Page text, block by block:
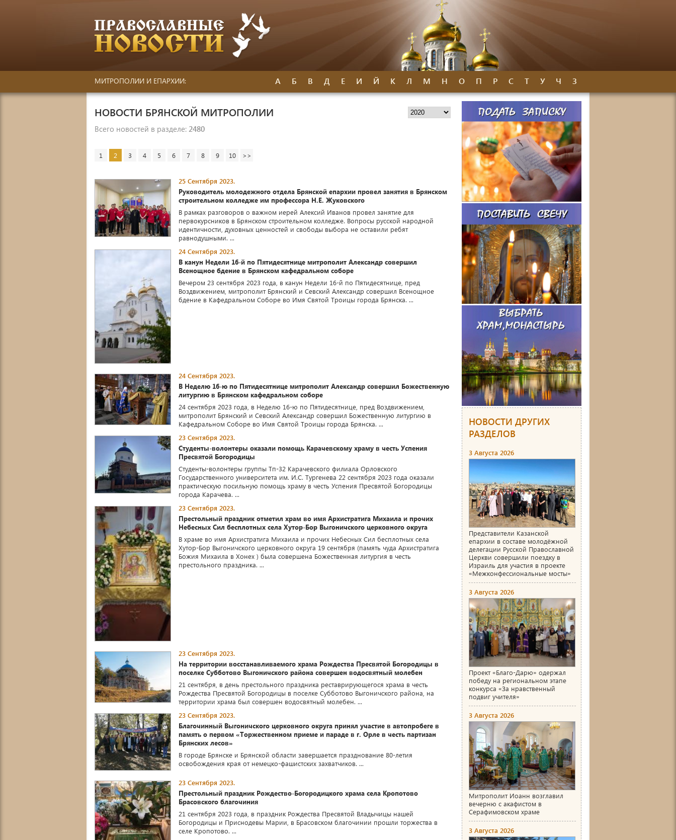
МИТРОПОЛИИ И ЕПАРХИИ: А Б В Д Е И Й К Л М Н О П Р С Т У Ч З
НОВОСТИ БРЯНСКОЙ МИТРОПОЛИИ
Всего новостей в разделе: 2480
1 2 3 4 5 6 7 8 9 10 >>
25 Сентября 2023.
Руководитель молодежного отдела Брянской епархии провел занятия в Брянском
строительном колледже им профессора Н.Е. Жуковского
В рамках разговоров о важном иерей Алексий Иванов провел занятие для
первокурсников в Брянском строительном колледже. Вопросы русской народной
идентичности, духовных ценностей и свободы выбора не оставили ребят
равнодушными. ...
24 Сентября 2023.
В канун Недели 16-й по Пятидесятнице митрополит Александр совершил
Всенощное бдение в Брянском кафедральном соборе
Вечером 23 сентября 2023 года, в канун Недели 16-й по Пятидесятнице, пред
Воздвижением, митрополит Брянский и Севский Александр совершил Всенощное
бдение в Кафедральном Соборе во Имя Святой Троицы города Брянска. ...
24 Сентября 2023.
В Неделю 16-ю по Пятидесятнице митрополит Александр совершил Божественную
литургию в Брянском кафедральном соборе
24 сентября 2023 года, в Неделю 16-ю по Пятидесятнице, пред Воздвижением,
митрополит Брянский и Севский Александр совершил Божественную литургию в
Кафедральном Соборе во Имя Святой Троицы города Брянска. ...
23 Сентября 2023.
Студенты-волонтеры оказали помощь Карачевскому храму в честь Успения
Пресвятой Богородицы
Студенты-волонтеры группы Тп-32 Карачевского филиала Орловского
Государственного университета им. И.С. Тургенева 22 сентября 2023 года оказали
практическую посильную помощь храму в честь Успения Пресвятой Богородицы
города Карачева. ...
23 Сентября 2023.
Престольный праздник отметил храм во имя Архистратига Михаила и прочих
Небесных Сил бесплотных села Хутор-Бор Выгоничского церковного округа
В храме во имя Архистратига Михаила и прочих Небесных Сил бесплотных села
Хутор-Бор Выгоничского церковного округа 19 сентября (память чуда Архистратига
Божия Михаила в Хонех ) была совершена Божественная литургия в честь
престольного праздника. ...
23 Сентября 2023.
На территории восстанавливаемого храма Рождества Пресвятой Богородицы в
поселке Субботово Выгоничского района совершен водосвятный молебен
21 сентября, в день престольного праздника реставрирующегося храма в честь
Рождества Пресвятой Богородицы в поселке Субботово Выгоничского района, на
территории храма был совершен водосвятный молебен. ...
23 Сентября 2023.
Благочинный Выгоничского церковного округа принял участие в автопробеге в
память о первом «Торжественном приеме и параде в г. Орле в честь партизан
Брянских лесов»
В городе Брянске и Брянской области завершается празднование 80-летия
освобождения края от немецко-фашистских захватчиков. ...
23 Сентября 2023.
Престольный праздник Рождество-Богородицкого храма села Кропотово
Брасовского благочиния
21 сентября 2023 года, в праздник Рождества Пресвятой Владычицы нашей
Богородицы и Приснодевы Марии, в Брасовском благочинии прошли торжества в
селе Кропотово. ...
НОВОСТИ ДРУГИХ
РАЗДЕЛОВ
3 Августа 2026
Представители Казанской
епархии в составе молодёжной
делегации Русской Православной
Церкви совершили поездку в
Израиль для участия в проекте
«Межконфессиональные мосты»
3 Августа 2026
Проект «Благо-Дарю» одержал
победу на региональном этапе
конкурса «За нравственный
подвиг учителя»
3 Августа 2026
Митрополит Иоанн возглавил
вечерню с акафистом в
Серафимовском храме
3 Августа 2026